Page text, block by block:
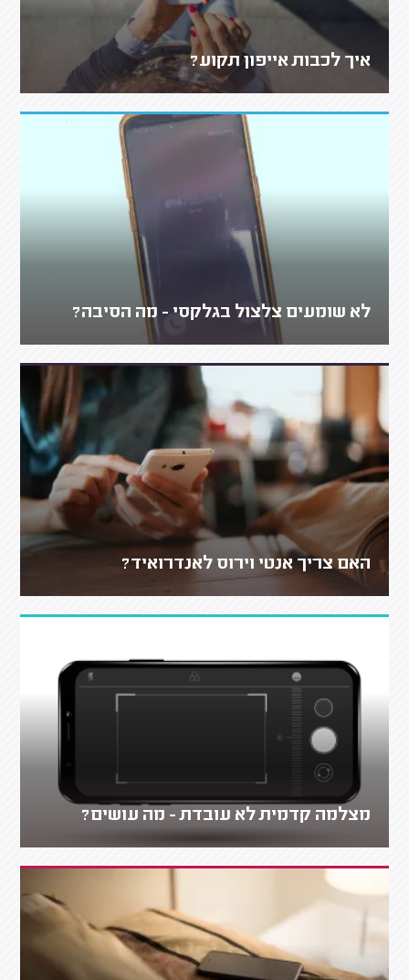
איך לכבות אייפון תקוע?
לא שומעים צלצול בגלקסי - מה הסיבה?
האם צריך אנטי וירוס לאנדרואיד?
מצלמה קדמית לא עובדת - מה עושים?